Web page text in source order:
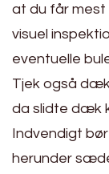
at du får mest
visuel
eventuelle
Tjek også
da slidte dæk
Indvendigt
herunder